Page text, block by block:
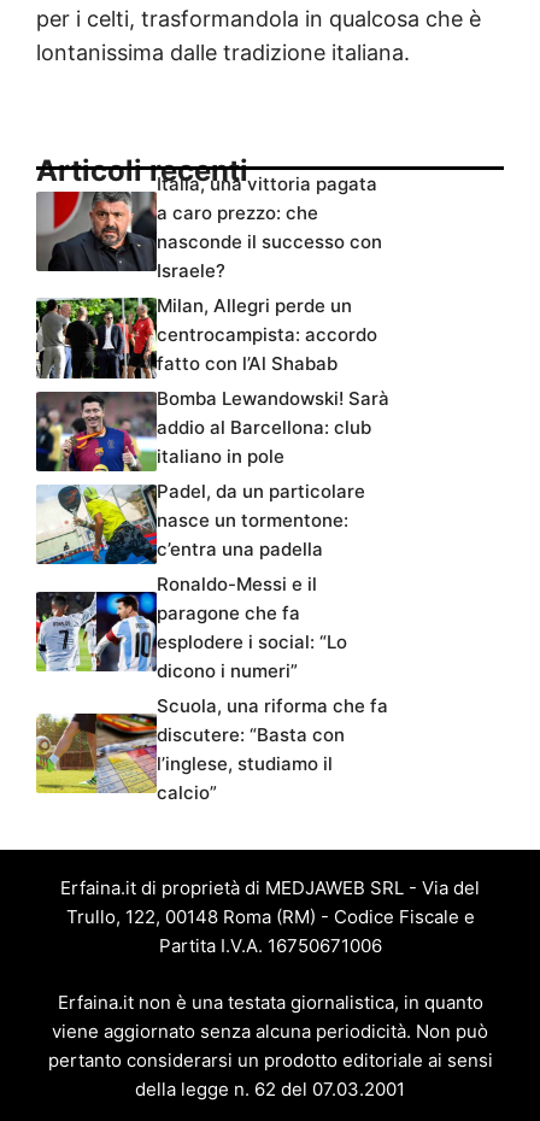
per i celti, trasformandola in qualcosa che è
lontanissima dalle tradizione italiana.
Articoli recentiItalia, una vittoria pagata
a caro prezzo: che
nasconde il successo con
Israele?
Milan, Allegri perde un
centrocampista: accordo
fatto con l’Al Shabab
Bomba Lewandowski! Sarà
addio al Barcellona: club
italiano in pole
Padel, da un particolare
nasce un tormentone:
c’entra una padella
Ronaldo-Messi e il
paragone che fa
esplodere i social: “Lo
dicono i numeri”
Scuola, una riforma che fa
discutere: “Basta con
l’inglese, studiamo il
calcio”
Erfaina.it di proprietà di MEDJAWEB SRL - Via del
Trullo, 122, 00148 Roma (RM) - Codice Fiscale e
Partita I.V.A. 16750671006
Erfaina.it non è una testata giornalistica, in quanto
viene aggiornato senza alcuna periodicità. Non può
pertanto considerarsi un prodotto editoriale ai sensi
della legge n. 62 del 07.03.2001